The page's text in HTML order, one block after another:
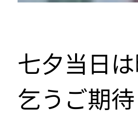
七夕当日
乞うご期待